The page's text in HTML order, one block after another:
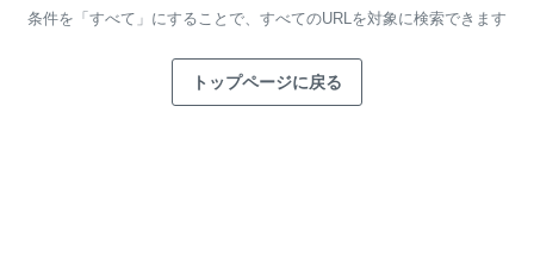
条件を「すべて」にすることで、 すべてのURLを対象に検索できます
トップページに戻る